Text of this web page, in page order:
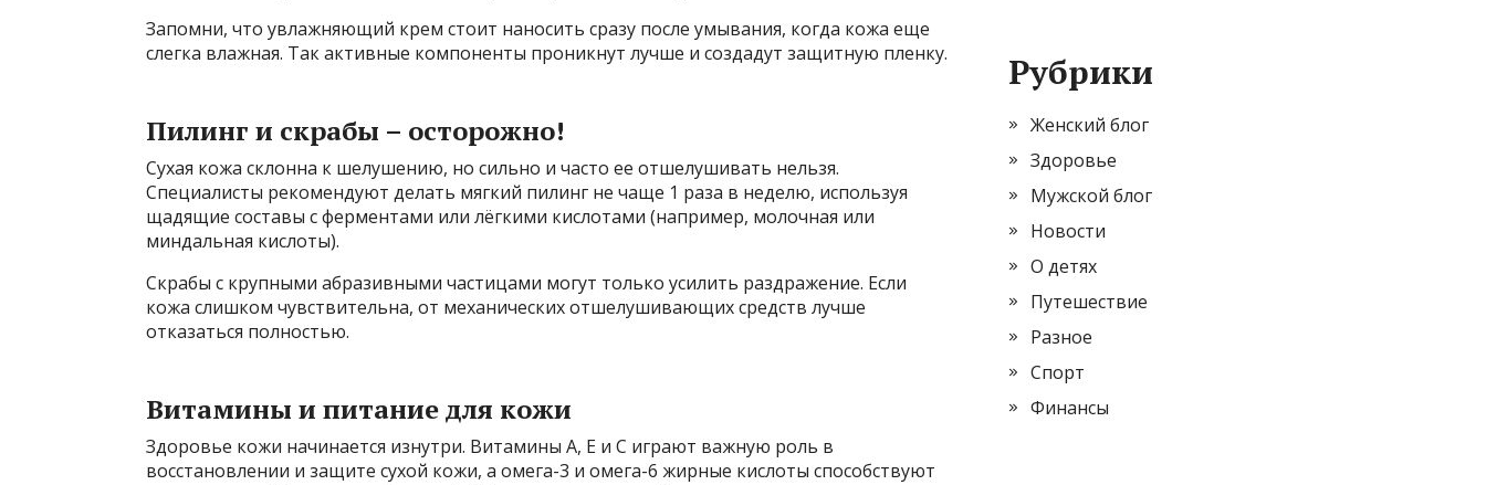
Запомни, что увлажняющий крем стоит наносить сразу после умывания, когда кожа еще
слегка влажная. Так активные компоненты проникнут лучше и создадут защитную пленку.
Пилинг и скрабы – осторожно!
Сухая кожа склонна к шелушению, но сильно и часто ее отшелушивать нельзя.
Специалисты рекомендуют делать мягкий пилинг не чаще 1 раза в неделю, используя
щадящие составы с ферментами или лёгкими кислотами (например, молочная или
миндальная кислоты).
Скрабы с крупными абразивными частицами могут только усилить раздражение. Если
кожа слишком чувствительна, от механических отшелушивающих средств лучше
отказаться полностью.
Витамины и питание для кожи
Здоровье кожи начинается изнутри. Витамины А, Е и С играют важную роль в
восстановлении и защите сухой кожи, а омега-3 и омега-6 жирные кислоты способствуют
Рубрики
Женский блог
Здоровье
Мужской блог
Новости
О детях
Путешествие
Разное
Спорт
Финансы